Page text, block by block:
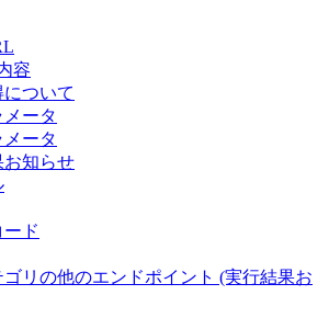
容
ついて
メータ
ータ
お知らせ
ド
ゴリの他のエンドポイント (実行結果お